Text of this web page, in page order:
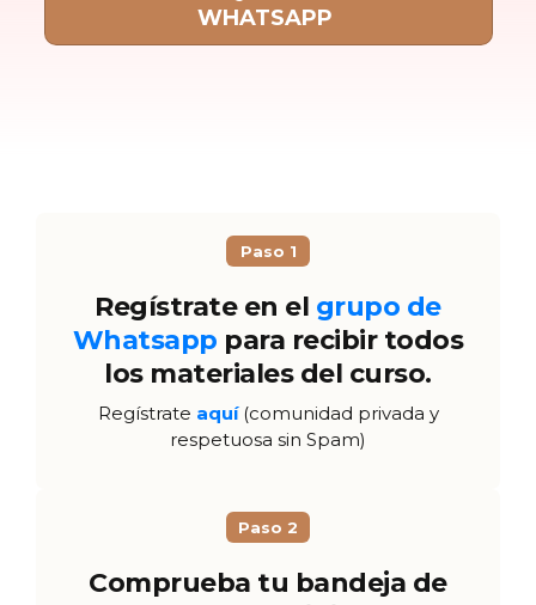
WHATSAPP
Regístrate en el grupo de
Whatsapp para recibir todos
los materiales del curso.
Paso 1
Regístrate aquí(comunidad privada y
respetuosa sin Spam)
Comprueba tu bandeja de
Paso 2